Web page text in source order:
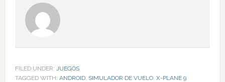
FILED UNDER: JUEGOS
TAGGED WITH: ANDROID, SIMULADOR DE VUELO, X-PLANE 9